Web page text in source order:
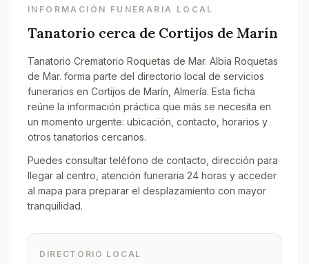
INFORMACIÓN FUNERARIA LOCAL
Tanatorio cerca de Cortijos de Marín
Tanatorio Crematorio Roquetas de Mar. Albia Roquetas
de Mar. forma parte del directorio local de servicios
funerarios en Cortijos de Marín, Almería. Esta ficha
reúne la información práctica que más se necesita en
un momento urgente: ubicación, contacto, horarios y
otros tanatorios cercanos.
Puedes consultar teléfono de contacto, dirección para
llegar al centro, atención funeraria 24 horas y acceder
al mapa para preparar el desplazamiento con mayor
tranquilidad.
DIRECTORIO LOCAL